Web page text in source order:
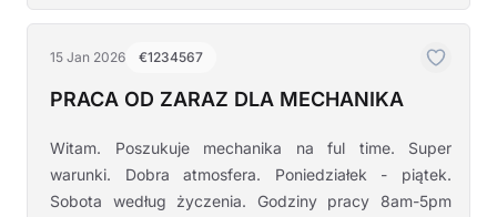
15 Jan 2026 €1234567
PRACA OD ZARAZ DLA MECHANIKA
Witam. Poszukuje mechanika na ful time. Super
warunki. Dobra atmosfera. Poniedziałek - piątek.
Sobota według życzenia. Godziny pracy 8am-5pm